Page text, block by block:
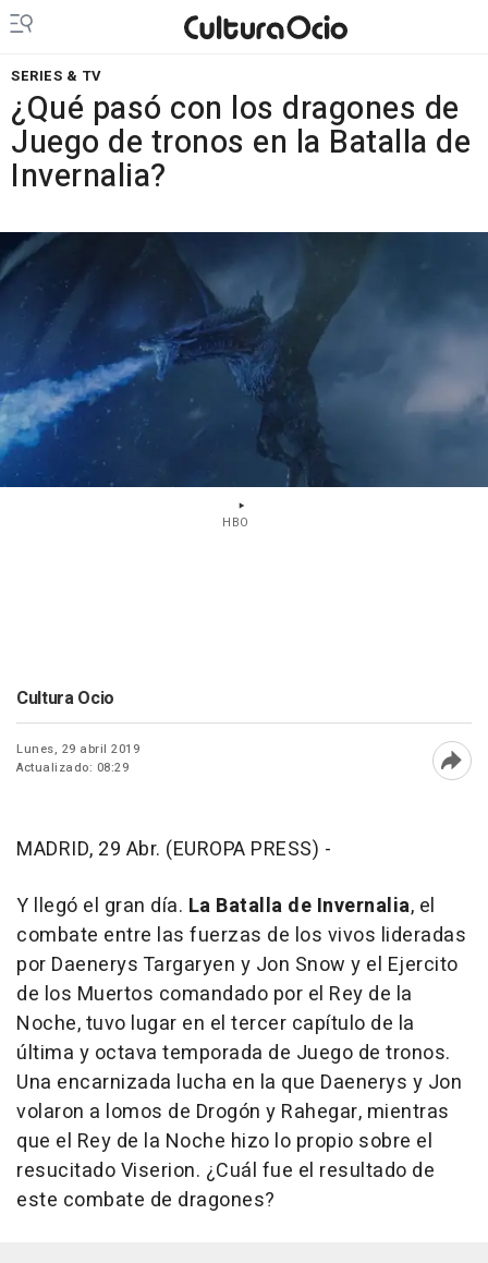
SERIES & TV
¿Qué pasó con los dragones de
Juego de tronos en la Batalla de
Invernalia?
HBO
Cultura Ocio
Lunes, 29 abril 2019
Actualizado: 08:29
MADRID, 29 Abr. (EUROPA PRESS) -
Y llegó el gran día. La Batalla de Invernalia, el
combate entre las fuerzas de los vivos lideradas
por Daenerys Targaryen y Jon Snow y el Ejercito
de los Muertos comandado por el Rey de la
Noche, tuvo lugar en el tercer capítulo de la
última y octava temporada de Juego de tronos.
Una encarnizada lucha en la que Daenerys y Jon
volaron a lomos de Drogón y Rahegar, mientras
que el Rey de la Noche hizo lo propio sobre el
resucitado Viserion. ¿Cuál fue el resultado de
este combate de dragones?